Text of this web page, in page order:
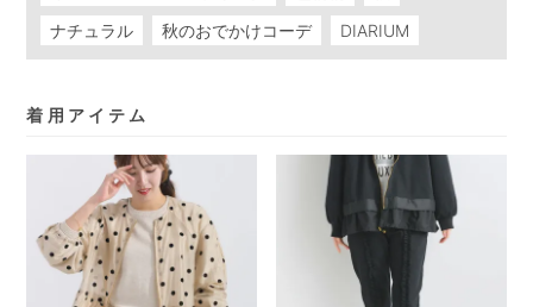
ナチュラル
秋のおでかけコーデ DIARIUM
着用アイテム